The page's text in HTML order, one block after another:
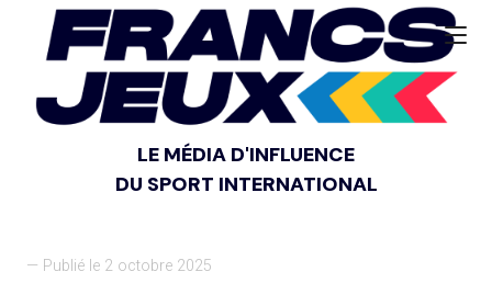
LE MÉDIA D'INFLUENCE
DU SPORT INTERNATIONAL
— Publié le 2 octobre 2025